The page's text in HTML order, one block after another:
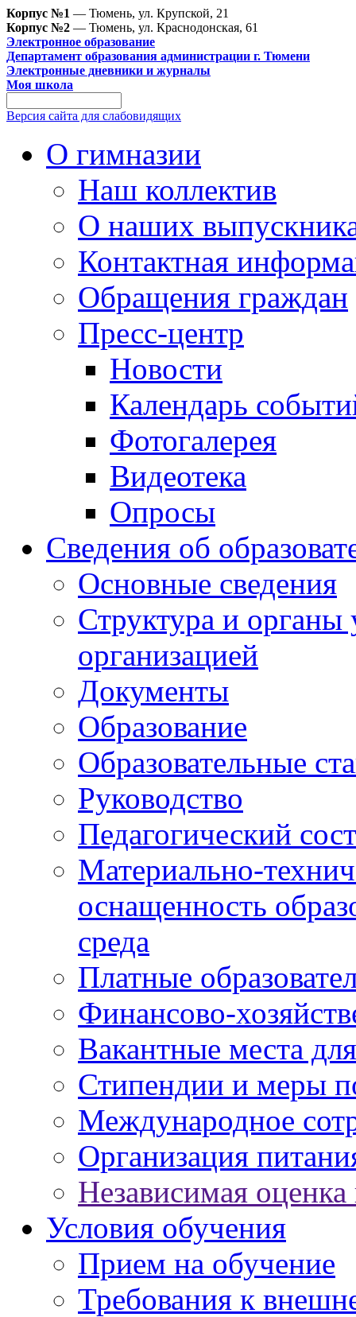
Корпус №1 — Тюмень, ул. Крупской, 21
Корпус №2 — Тюмень, ул. Краснодонская, 61
Электронное образование
Департамент образования администрации г. Тюмени
Электронные дневники и журналы
Моя школа
Версия сайта для слабовидящих
О гимназии
Наш коллектив
О наших
Контактная
Обращения граждан
Пресс-центр
Новости
Календарь
Фотогалерея
Видеотека
Опросы
Сведения об
Основные сведения
Структура и органы
организацией
Документы
Образование
Образовательные
Руководство
Педагогический
Материально-
оснащенность
среда
Платные
Финансово-
Вакантные места
Стипендии и меры
Международное
Организация
Независимая оценка
Условия обучения
Прием на обучение
Требования к